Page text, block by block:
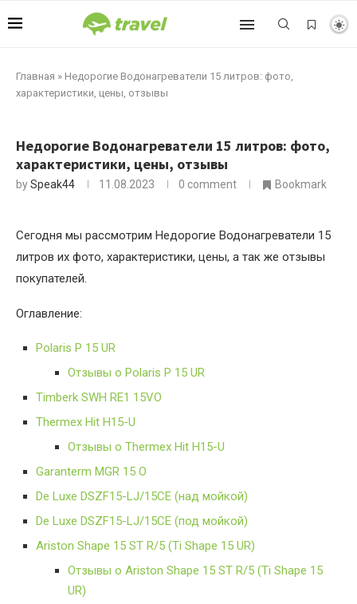
Главная » Недорогие Водонагреватели 15 литров: фото,
характеристики, цены, отзывы
Недорогие Водонагреватели 15 литров: фото,
характеристики, цены, отзывы
bySpeak44 11.08.2023 0 comment Bookmark
Сегодня мы рассмотрим Недорогие Водонагреватели 15
литров их фото, характеристики, цены, а так же отзывы
покупателей.
Оглавление:
Polaris P 15 UR
Отзывы о Polaris P 15 UR
Timberk SWH RE1 15VO
Thermex Hit H15-U
Отзывы о Thermex Hit H15-U
Garanterm MGR 15 O
De Luxe DSZF15-LJ/15CE (над мойкой)
De Luxe DSZF15-LJ/15CE (под мойкой)
Ariston Shape 15 ST R/5 (Ti Shape 15 UR)
Отзывы о Ariston Shape 15 ST R/5 (Ti Shape 15
UR)